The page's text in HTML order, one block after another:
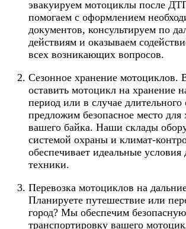
эвакуируем мотоциклы после
помогаем с оформлением
документов, консультируем по
действиям и оказываем
всех возникающих вопросов.
Сезонное хранение мотоциклов.
оставить мотоцикл на хранение
период или в случае длительного
предложим безопасное место для
вашего байка. Наши склады
системой охраны и климат-
обеспечивает идеальные условия
техники.
Перевозка мотоциклов на
Планируете путешествие или
город? Мы обеспечим безопасную
транспортировку вашего